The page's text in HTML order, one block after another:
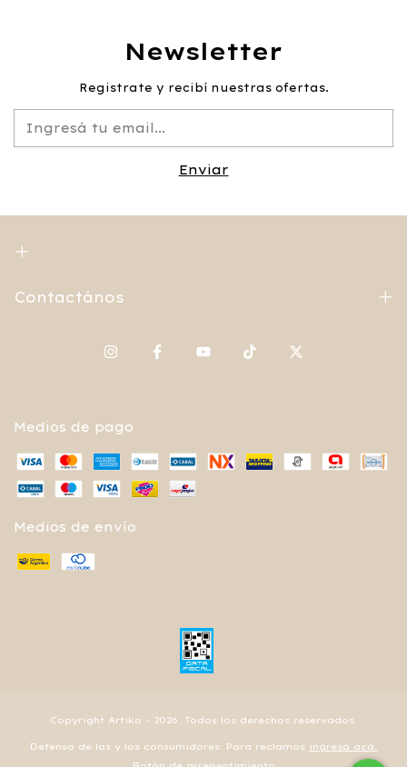
Newsletter
Registrate y recibí nuestras ofertas.
Contactános
Medios de pago
Medios de envío
Copyright Artiko - 2026. Todos los derechos reservados.
Defensa de las y los consumidores. Para reclamos ingresá acá.